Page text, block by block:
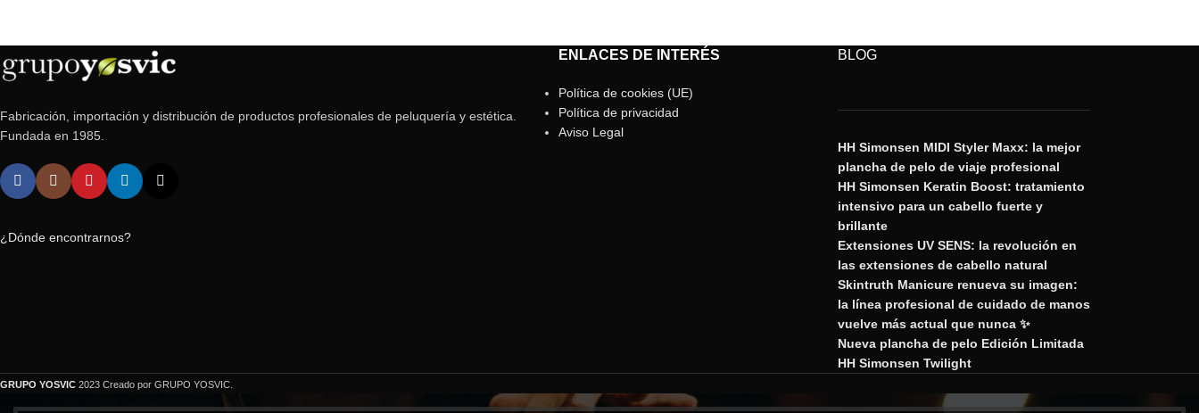
Fabricación, importación y distribución de productos profesionales de peluquería y estética.
Fundada en 1985.
¿Dónde encontrarnos?
ENLACES DE INTERÉS
Política de cookies (UE)
Política de privacidad
Aviso Legal
BLOG
HH Simonsen MIDI Styler Maxx: la mejor
plancha de pelo de viaje profesional
HH Simonsen Keratin Boost: tratamiento
intensivo para un cabello fuerte y
brillante
Extensiones UV SENS: la revolución en
las extensiones de cabello natural
Skintruth Manicure renueva su imagen:
la línea profesional de cuidado de manos
vuelve más actual que nunca ✨
Nueva plancha de pelo Edición Limitada
HH Simonsen Twilight
GRUPO YOSVIC 2023 Creado por GRUPO YOSVIC.